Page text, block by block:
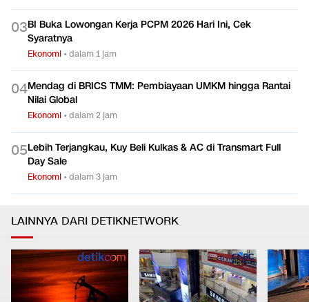
03BI Buka Lowongan Kerja PCPM 2026 Hari Ini, Cek
Syaratnya
Ekonomi •dalam 1 jam
04Mendag di BRICS TMM: Pembiayaan UMKM hingga Rantai
Nilai Global
Ekonomi •dalam 2 jam
05Lebih Terjangkau, Kuy Beli Kulkas & AC di Transmart Full
Day Sale
Ekonomi •dalam 3 jam
LAINNYA DARI DETIKNETWORK